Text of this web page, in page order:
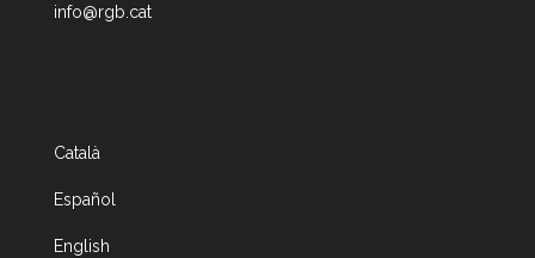
info@rgb.cat
Català
Español
English